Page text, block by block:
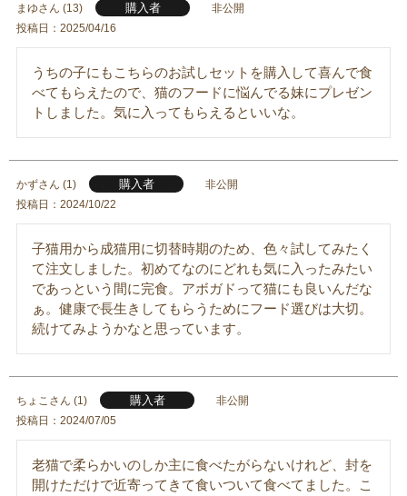
まゆ 13 購入者
非公開
投稿日
2025/04/16
うちの子にもこちらのお試しセットを購入して喜んで食
べてもらえたので、猫のフードに悩んでる妹にプレゼン
トしました。気に入ってもらえるといいな。
かず 1 購入者
非公開
投稿日
2024/10/22
子猫用から成猫用に切替時期のため、色々試してみたく
て注文しました。初めてなのにどれも気に入ったみたい
であっという間に完食。アボガドって猫にも良いんだな
ぁ。健康で長生きしてもらうためにフード選びは大切。
続けてみようかなと思っています。
ちょこ 1 購入者
非公開
投稿日
2024/07/05
老猫で柔らかいのしか主に食べたがらないけれど、封を
開けただけで近寄ってきて食いついて食べてました。こ